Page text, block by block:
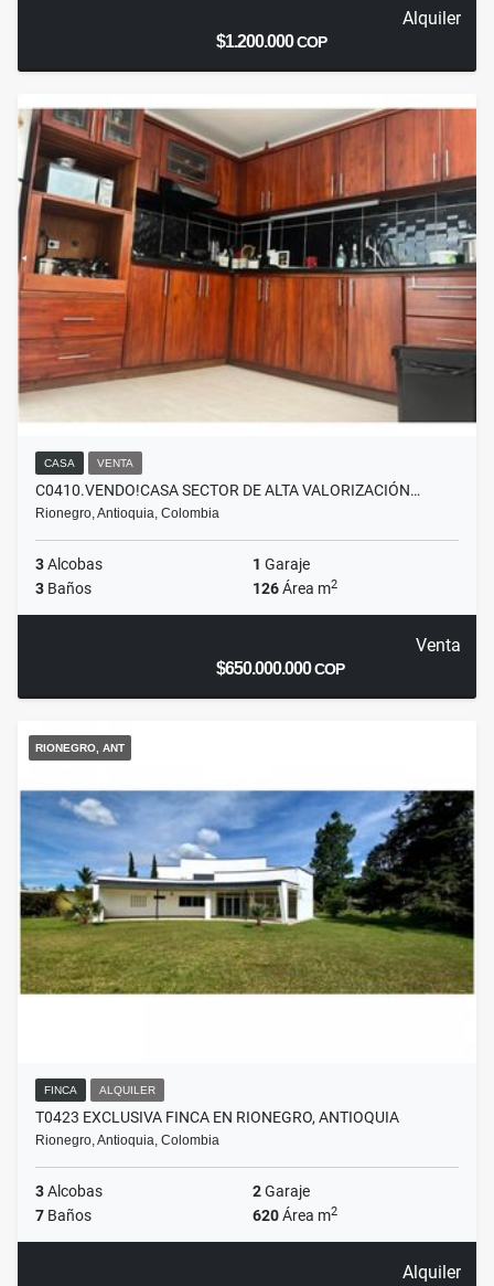
Alquiler
$1.200.000COP
CASA VENTA
C0410.VENDO!CASA SECTOR DE ALTA VALORIZACIÓN…
Rionegro, Antioquia, Colombia
3Alcobas 1 Garaje
3 Baños 126Área m2
Venta
$650.000.000COP
RIONEGRO, ANT
FINCA ALQUILER
T0423 EXCLUSIVA FINCA EN RIONEGRO, ANTIOQUIA
Rionegro, Antioquia, Colombia
3Alcobas 2Garaje
7 Baños 620Área m2
Alquiler